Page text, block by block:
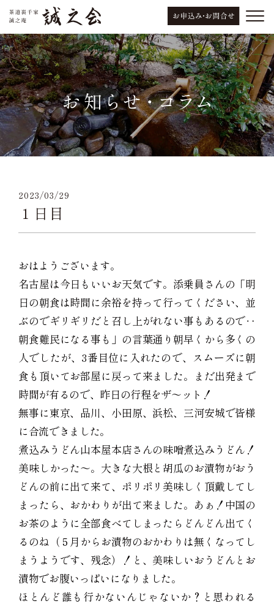
2023/03/29
１日目
おはようございます。
名古屋は今日もいいお天気です。添乗員さんの「明
日の朝食は時間に余裕を持って行ってください、並
ぶのでギリギリだと召し上がれない事もあるので‥
朝食難民になる事も」の言葉通り朝早くから多くの
人でしたが、3番目位に入れたので、スムーズに朝
食も頂いてお部屋に戻って来ました。まだ出発まで
時間が有るので、昨日の行程をザ〜ット！
無事に東京、品川、小田原、浜松、三河安城で皆様
に合流できました。
煮込みうどん山本屋本店さんの味噌煮込みうどん！
美味しかった〜。大きな大根と胡瓜のお漬物がおう
どんの前に出て来て、ポリポリ美味しく頂戴してし
まったら、おかわりが出て来ました。あぁ！中国の
お茶のように全部食べてしまったらどんどん出てく
るのね（５月からお漬物のおかわりは無くなってし
まうようです、残念）！と、美味しいおうどんとお
漬物でお腹いっぱいになりました。
ほとんど誰も行かないんじゃないか？と思われる